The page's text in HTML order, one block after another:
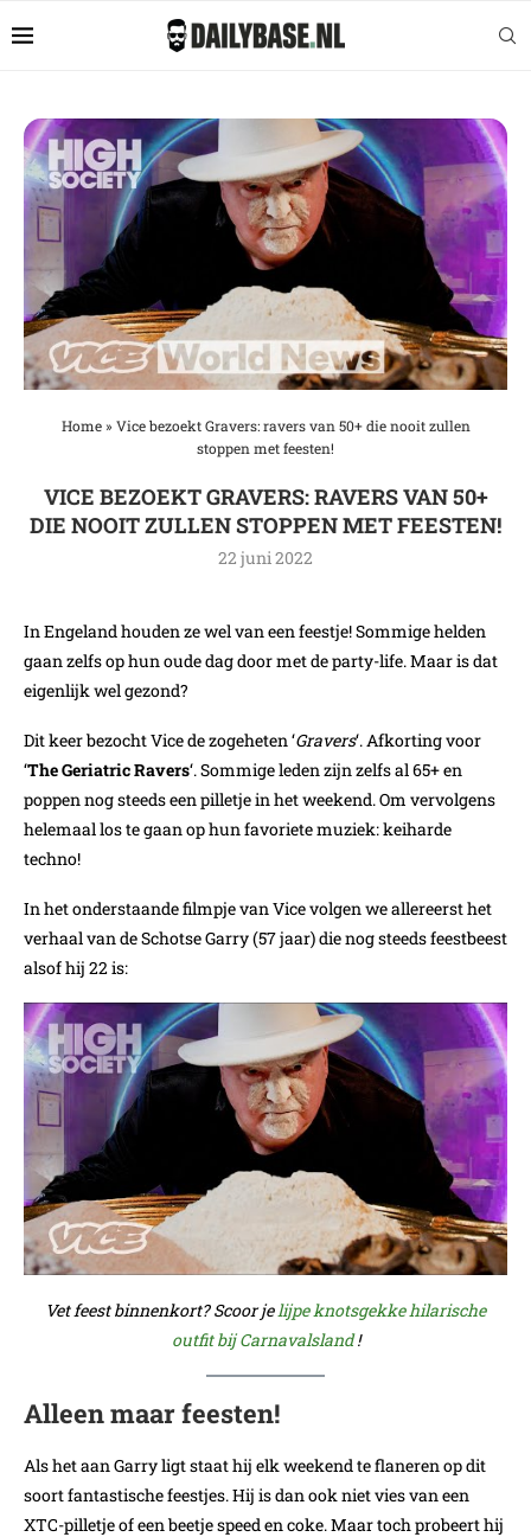
Home» Vice bezoekt Gravers: ravers van 50+ die nooit zullen
stoppen met feesten!
VICE BEZOEKT GRAVERS: RAVERS VAN 50+
DIE NOOIT ZULLEN STOPPEN MET FEESTEN!
22 juni 2022
In Engeland houden ze wel van een feestje! Sommige helden
gaan zelfs op hun oude dag door met de party-life. Maar is dat
eigenlijk wel gezond?
Dit keer bezocht Vice de zogeheten ‘Gravers‘. Afkorting voor
‘The Geriatric Ravers‘. Sommige leden zijn zelfs al 65+ en
poppen nog steeds een pilletje in het weekend. Om vervolgens
helemaal los te gaan op hun favoriete muziek: keiharde
techno!
In het onderstaande filmpje van Vice volgen we allereerst het
verhaal van de Schotse Garry (57 jaar) die nog steeds feestbeest
alsof hij 22 is:
Vet feest binnenkort? Scoor jelijpe knotsgekke hilarische
outfit bij Carnavalsland!
Alleen maar feesten!
Als het aan Garry ligt staat hij elk weekend te flaneren op dit
soort fantastische feestjes. Hij is dan ook niet vies van een
XTC-pilletje of een beetje speed en coke. Maar toch probeert hij